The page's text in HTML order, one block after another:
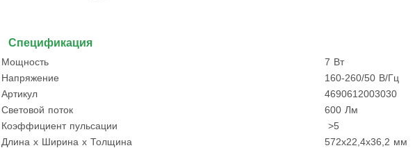
Спецификация
Мощность
7 Вт
Напряжение
160-260/50 В/Гц
Артикул
4690612003030
Световой поток
600 Лм
Коэффициент пульсации
>5
Длина х Ширина х Толщина
572х22,4х36,2 мм